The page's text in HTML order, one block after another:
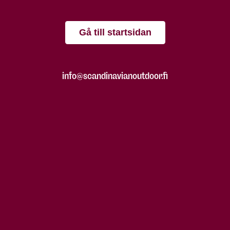
Gå till startsidan
info@scandinavianoutdoor.fi